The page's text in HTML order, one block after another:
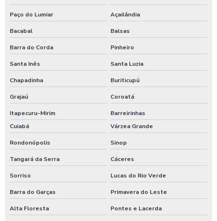
Paço do Lumiar Açailândia
Bacabal Balsas
Barra do Corda Pinheiro
Santa Inês Santa Luzia
Chapadinha Buriticupú
Grajaú Coroatá
Itapecuru-Mirim
Barreirinhas
Cuiabá
Várzea Grande
Rondonópolis Sinop
Tangará da Serra Cáceres
Sorriso Lucas do Rio Verde
Barra do Garças Primavera do Leste
Alta Floresta Pontes e Lacerda